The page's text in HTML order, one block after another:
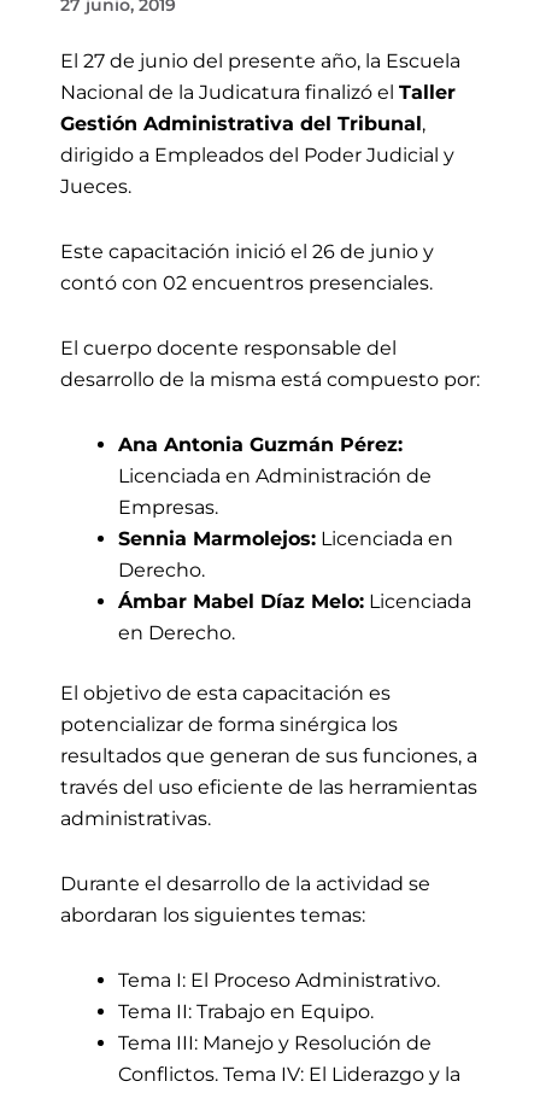
27 junio, 2019
El 27 de junio del presente año, la Escuela
Nacional de la Judicatura finalizó el Taller
Gestión Administrativa del Tribunal,
dirigido a Empleados del Poder Judicial y
Jueces.
Este capacitación inició el 26 de junio y
contó con 02 encuentros presenciales.
El cuerpo docente responsable del
desarrollo de la misma está compuesto por:
Ana Antonia Guzmán Pérez:
Licenciada en Administración de
Empresas.
Sennia Marmolejos: Licenciada en
Derecho.
Ámbar Mabel Díaz Melo: Licenciada
en Derecho.
El objetivo de esta capacitación es
potencializar de forma sinérgica los
resultados que generan de sus funciones, a
través del uso eficiente de las herramientas
administrativas.
Durante el desarrollo de la actividad se
abordaran los siguientes temas:
Tema I: El Proceso Administrativo.
Tema II: Trabajo en Equipo.
Tema III: Manejo y Resolución de
Conflictos. Tema IV: El Liderazgo y la